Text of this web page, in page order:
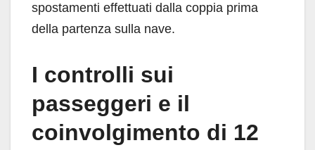
spostamenti effettuati dalla coppia prima
della partenza sulla nave.
I controlli sui
passeggeri e il
coinvolgimento di 12